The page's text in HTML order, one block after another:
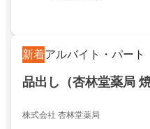
新着アルバイト・パート
品出し（杏林堂薬局
株式会社 杏林堂薬局